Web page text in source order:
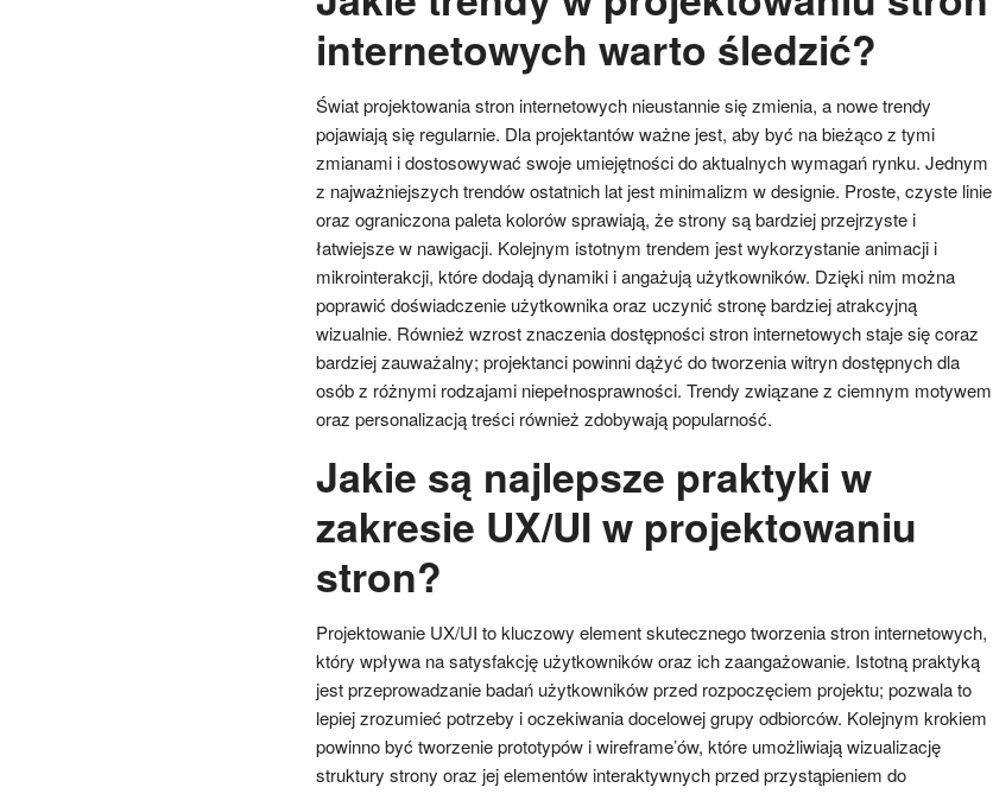
internetowych warto śledzić?
Świat projektowania stron internetowych nieustannie się zmienia, a nowe trendy
pojawiają się regularnie. Dla projektantów ważne jest, aby być na bieżąco z tymi
zmianami i dostosowywać swoje umiejętności do aktualnych wymagań rynku. Jednym
z najważniejszych trendów ostatnich lat jest minimalizm w designie. Proste, czyste linie
oraz ograniczona paleta kolorów sprawiają, że strony są bardziej przejrzyste i
łatwiejsze w nawigacji. Kolejnym istotnym trendem jest wykorzystanie animacji i
mikrointerakcji, które dodają dynamiki i angażują użytkowników. Dzięki nim można
poprawić doświadczenie użytkownika oraz uczynić stronę bardziej atrakcyjną
wizualnie. Również wzrost znaczenia dostępności stron internetowych staje się coraz
bardziej zauważalny; projektanci powinni dążyć do tworzenia witryn dostępnych dla
osób z różnymi rodzajami niepełnosprawności. Trendy związane z ciemnym motywem
oraz personalizacją treści również zdobywają popularność.
Jakie są najlepsze praktyki w
zakresie UX/UI w projektowaniu
stron?
Projektowanie UX/UI to kluczowy element skutecznego tworzenia stron internetowych,
który wpływa na satysfakcję użytkowników oraz ich zaangażowanie. Istotną praktyką
jest przeprowadzanie badań użytkowników przed rozpoczęciem projektu; pozwala to
lepiej zrozumieć potrzeby i oczekiwania docelowej grupy odbiorców. Kolejnym krokiem
powinno być tworzenie prototypów i wireframe’ów, które umożliwiają wizualizację
struktury strony oraz jej elementów interaktywnych przed przystąpieniem do